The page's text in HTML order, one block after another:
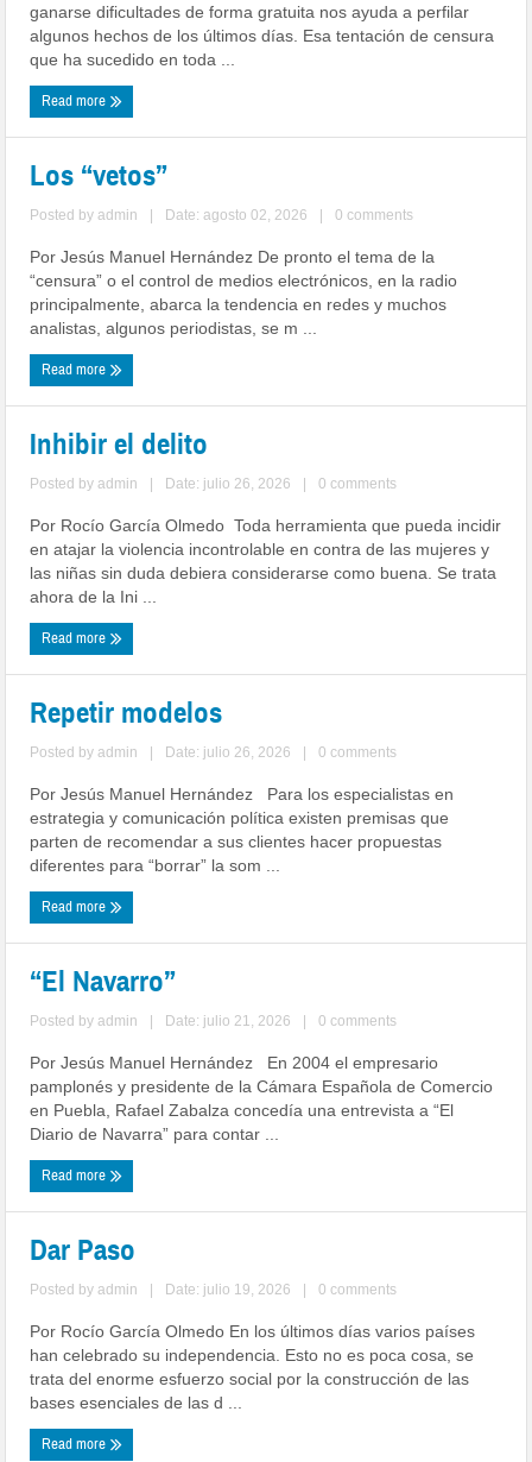
ganarse dificultades de forma gratuita nos ayuda a perfilar
algunos hechos de los últimos días. Esa tentación de censura
que ha sucedido en toda ...
Read more
Los “vetos”
Posted byadmin Date: agosto 02, 2026 0 comments
Por Jesús Manuel Hernández De pronto el tema de la
“censura” o el control de medios electrónicos, en la radio
principalmente, abarca la tendencia en redes y muchos
analistas, algunos periodistas, se m ...
Read more
Inhibir el delito
Posted byadmin Date: julio 26, 2026 0 comments
Por Rocío García Olmedo Toda herramienta que pueda incidir
en atajar la violencia incontrolable en contra de las mujeres y
las niñas sin duda debiera considerarse como buena. Se trata
ahora de la Ini ...
Read more
Repetir modelos
Posted byadmin Date: julio 26, 2026 0 comments
Por Jesús Manuel Hernández Para los especialistas en
estrategia y comunicación política existen premisas que
parten de recomendar a sus clientes hacer propuestas
diferentes para “borrar” la som ...
Read more
“El Navarro”
Posted byadmin Date: julio 21, 2026 0 comments
Por Jesús Manuel Hernández En 2004 el empresario
pamplonés y presidente de la Cámara Española de Comercio
en Puebla, Rafael Zabalza concedía una entrevista a “El
Diario de Navarra” para contar ...
Read more
Dar Paso
Posted byadmin Date: julio 19, 2026 0 comments
Por Rocío García Olmedo En los últimos días varios países
han celebrado su independencia. Esto no es poca cosa, se
trata del enorme esfuerzo social por la construcción de las
bases esenciales de las d ...
Read more